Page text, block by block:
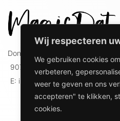
Wij respecteren
We gebruiken cookies
verbeteren,
weer te geven en ons
accepteren" te klikken,
cookies.
Doniaweg 9
9074 AE Hallum
E: info@magicdat.nl